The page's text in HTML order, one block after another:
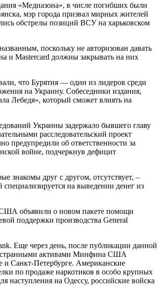
«Медиазона», в числе погибших были
мэр города призвал мирных жителей
обстрелы позиций ВСУ на харьковском
поскольку не авторизован давать
и Mastercard должны закрывать на них
что Бурятия — один из лидеров среди
на Украину. Собеседники издания,
Лебедя», который сможет влиять на
Украины задержало бывшего главу
расследовательский проект
предупредили об ответственности за
войне, подчеркнув дефицит
знакомы друг с другом, отсутствует, –
на выведении денег из
США объявили о новом пакете помощи
поддержки производства General
Еще через день, после публикации данной
активами Минфина США
и Санкт-Петербурге. Американские
по продаже наркотиков в особо крупных
наступления на Одессу, российские войска